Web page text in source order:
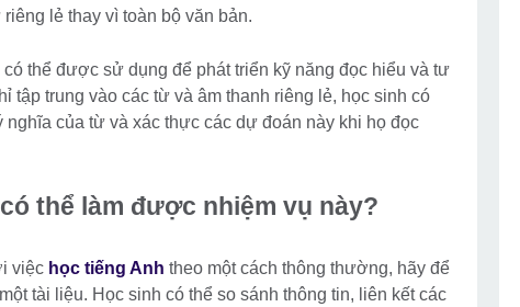
lẻ thay vì toàn bộ văn bản.
thể được sử dụng để phát triển kỹ năng đọc hiểu và tư
tập trung vào các từ và âm thanh riêng lẻ, học sinh có
của từ và xác thực các dự đoán này khi họ đọc
thể làm được nhiệm vụ này?
việc học tiếng Anh theo một cách thông thường, hãy để
tài liệu. Học sinh có thể so sánh thông tin, liên kết các